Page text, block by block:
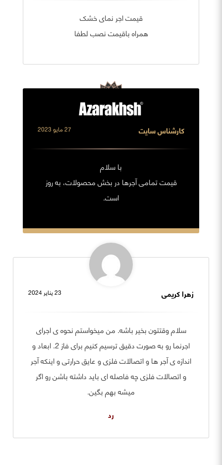
قیمت اجر نمای خشک
همراه باقیمت نصب لطفا
کارشناس سایت 27 مايو 2023
با سلام
قیمت تمامی آجرها در بخش محصولات، به روز
است.
زهرا کریمی 23 يناير 2024
سلام وقتتون بخیر باشه. من میخواستم نحوه ی اجرای
اجرنما رو به صورت دقیق ترسیم کنیم برای فاز 2. ابعاد و
اندازه ی آجر ها و اتصالات فلزی و عایق حرارتی و اینکه آجر
و اتصالات فلزی چه فاصله ای باید داشته باشن رو اگر
میشه بهم بگین.
رد